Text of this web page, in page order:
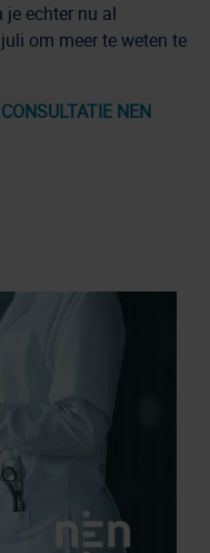
echter nu al
om meer te weten te
NEN